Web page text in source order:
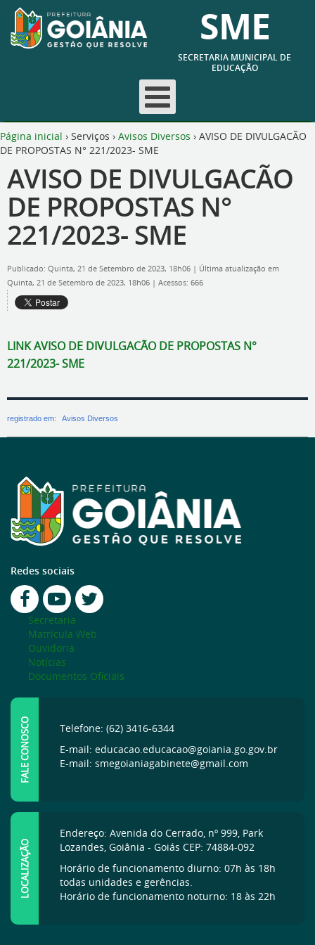
SME
SECRETARIA MUNICIPAL DE
EDUCAÇÃO
Página inicial › Serviços › Avisos Diversos › AVISO DE DIVULGACÃO
DE PROPOSTAS N° 221/2023- SME
AVISO DE DIVULGACÃO
DE PROPOSTAS N°
221/2023- SME
Publicado: Quinta, 21 de Setembro de 2023, 18h06 | Última atualização em
Quinta, 21 de Setembro de 2023, 18h06 | Acessos: 666
LINK AVISO DE DIVULGACÃO DE PROPOSTAS N°
221/2023- SME
registrado em: Avisos Diversos
Redes sociais
Secretaria
Matrícula Web
Ouvidoria
Notícias
Documentos Oficiais
FALE CONOSCO
Telefone: (62) 3416-6344
E-mail: educacao.educacao@goiania.go.gov.br
E-mail: smegoianiagabinete@gmail.com
LOCALIZAÇÃO
Endereço: Avenida do Cerrado, nº 999, Park
Lozandes, Goiânia - Goiás CEP: 74884-092
Horário de funcionamento diurno: 07h às 18h
todas unidades e gerências.
Horário de funcionamento noturno: 18 às 22h